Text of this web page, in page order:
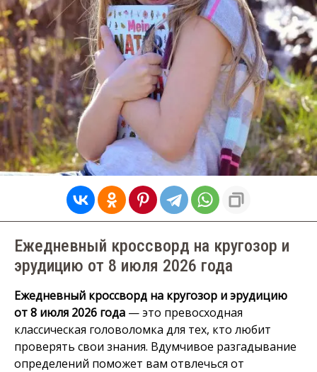
Ежедневный кроссворд на кругозор и
эрудицию от 8 июля 2026 года
Ежедневный кроссворд на кругозор и эрудицию
от 8 июля 2026 года — это превосходная
классическая головоломка для тех, кто любит
проверять свои знания. Вдумчивое разгадывание
определений поможет вам отвлечься от